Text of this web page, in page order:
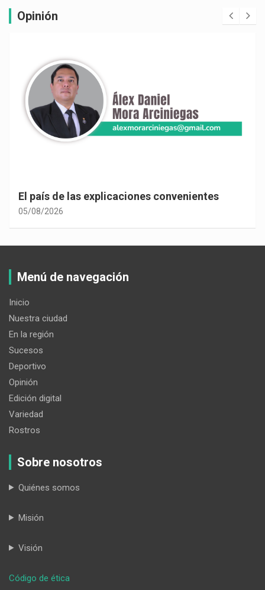
Opinión
El país de las explicaciones convenientes
05/08/2026
Menú de navegación
Inicio
Nuestra ciudad
En la región
Sucesos
Deportivo
Opinión
Edición digital
Variedad
Rostros
Sobre nosotros
Quiénes somos
Misión
Visión
Código de ética